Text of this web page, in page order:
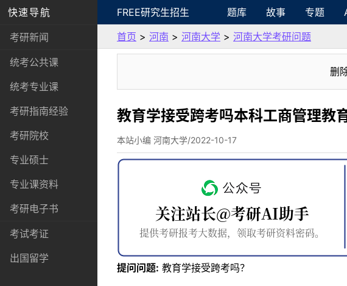
快速导航
考研新闻
统考公共课
统考专业课
考研指南经验
考研院校
专业硕士
专业课资料
考研电子书
考试考证
出国留学
FREE研究生招生 题库 故事 专题
首页 > 河南 > 河南大学 > 河南大学考研问题
删
教育学接受跨考吗本科工商管理教
本站小编 河南大学/2022-10-17
提问问题: 教育学接受跨考吗？